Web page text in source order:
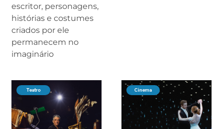
escritor, personagens,
histórias e costumes
criados por ele
permanecem no
imaginário
Teatro Cinema